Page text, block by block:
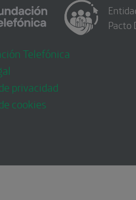
Telefónica
privacidad
cookies
Pacto